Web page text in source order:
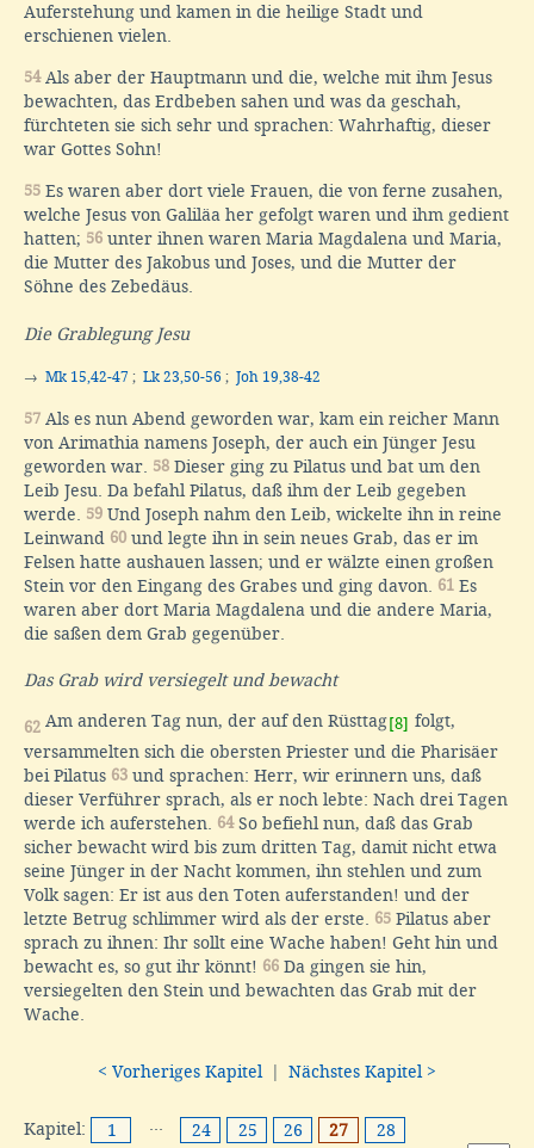
Auferstehung und kamen in die heilige Stadt und
erschienen vielen.
54Als aber der Hauptmann und die, welche mit ihm Jesus
bewachten, das Erdbeben sahen und was da geschah,
fürchteten sie sich sehr und sprachen: Wahrhaftig, dieser
war Gottes Sohn!
55 Es waren aber dort viele Frauen, die von ferne zusahen,
welche Jesus von Galiläa her gefolgt waren und ihm gedient
hatten; 56 unter ihnen waren Maria Magdalena und Maria,
die Mutter des Jakobus und Joses, und die Mutter der
Söhne des Zebedäus.
Die Grablegung Jesu
→ Mk 15,42-47 ; Lk 23,50-56 ; Joh 19,38-42
57 Als es nun Abend geworden war, kam ein reicher Mann
von Arimathia namens Joseph, der auch ein Jünger Jesu
geworden war. 58 Dieser ging zu Pilatus und bat um den
Leib Jesu. Da befahl Pilatus, daß ihm der Leib gegeben
werde. 59 Und Joseph nahm den Leib, wickelte ihn in reine
Leinwand 60 und legte ihn in sein neues Grab, das er im
Felsen hatte aushauen lassen; und er wälzte einen großen
Stein vor den Eingang des Grabes und ging davon. 61 Es
waren aber dort Maria Magdalena und die andere Maria,
die saßen dem Grab gegenüber.
Das Grab wird versiegelt und bewacht
62 Am anderen Tag nun, der auf den Rüsttag[8] folgt,
versammelten sich die obersten Priester und die Pharisäer
bei Pilatus 63 und sprachen: Herr, wir erinnern uns, daß
dieser Verführer sprach, als er noch lebte: Nach drei Tagen
werde ich auferstehen. 64So befiehl nun, daß das Grab
sicher bewacht wird bis zum dritten Tag, damit nicht etwa
seine Jünger in der Nacht kommen, ihn stehlen und zum
Volk sagen: Er ist aus den Toten auferstanden! und der
letzte Betrug schlimmer wird als der erste. 65 Pilatus aber
sprach zu ihnen: Ihr sollt eine Wache haben! Geht hin und
bewacht es, so gut ihr könnt! 66 Da gingen sie hin,
versiegelten den Stein und bewachten das Grab mit der
Wache.
< Vorheriges Kapitel | Nächstes Kapitel >
Kapitel: 1 ··· 24 25 26 27 28